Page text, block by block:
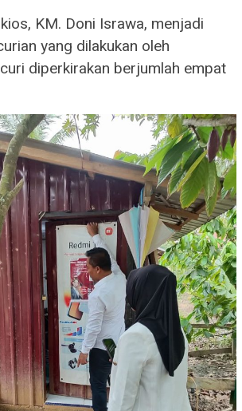
KM. Doni Israwa, menjadi
yang dilakukan oleh
diperkirakan berjumlah empat